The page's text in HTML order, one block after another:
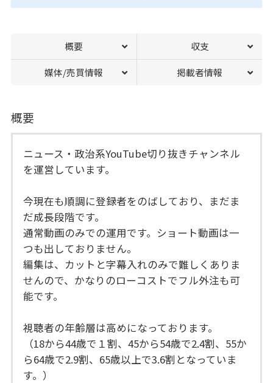
概要 収支
媒体/売買情報 掲載者情報
概要
ニュース・政治系YouTube切り抜きチャンネル
を運営しています。
今現在も順調に登録者をのばしており、まだま
だ成長段階です。
通常動画のみでの運用です。ショート動画は一
つも出しておりません。
編集は、カットと字幕入れのみで難しくありま
せんので、かなりのローコストでフル外注も可
能です。
視聴者の年齢層は高めになっております。
（18から44歳で１割、45から54歳で2.4割、55か
ら64歳で2.9割、65歳以上で3.6割となっていま
す。）